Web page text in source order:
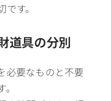
す。
道具の分別
必要なものと不要